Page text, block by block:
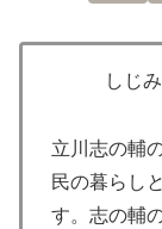
しじ
立川志の輔
民の暮らし
す。志の輔